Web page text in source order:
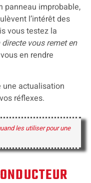
panneau improbable,
l’intérêt des
vous testez la
vous remet en
en rendre
une actualisation
réflexes.
les utiliser pour une